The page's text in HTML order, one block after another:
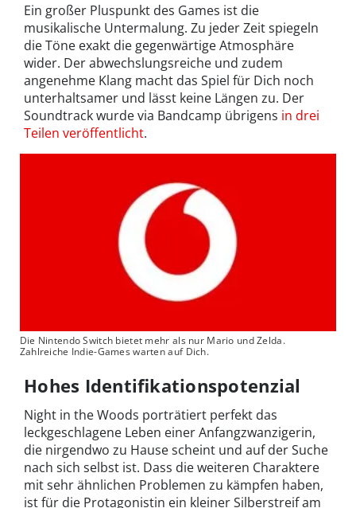
Ein großer Pluspunkt des Games ist die
musikalische Untermalung. Zu jeder Zeit spiegeln
die Töne exakt die gegenwärtige Atmosphäre
wider. Der abwechslungsreiche und zudem
angenehme Klang macht das Spiel für Dich noch
unterhaltsamer und lässt keine Längen zu. Der
Soundtrack wurde via Bandcamp übrigens in drei
Teilen veröffentlicht.
Die Nintendo Switch bietet mehr als nur Mario und Zelda.
Zahlreiche Indie-Games warten auf Dich.
Hohes Identifikationspotenzial
Night in the Woods porträtiert perfekt das
leckgeschlagene Leben einer Anfangzwanzigerin,
die nirgendwo zu Hause scheint und auf der Suche
nach sich selbst ist. Dass die weiteren Charaktere
mit sehr ähnlichen Problemen zu kämpfen haben,
ist für die Protagonistin ein kleiner Silberstreif am